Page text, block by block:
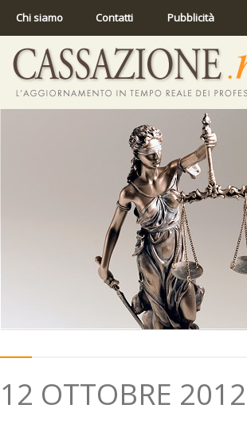
Chi siamo Contatti Pubblicità
12 OTTOBRE